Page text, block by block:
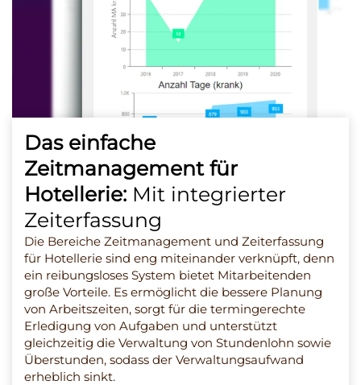
Das einfache
Zeitmanagement für
Hotellerie: Mit integrierter
Zeiterfassung
Die Bereiche Zeitmanagement und Zeiterfassung
für Hotellerie sind eng miteinander verknüpft, denn
ein reibungsloses System bietet Mitarbeitenden
große Vorteile. Es ermöglicht die bessere Planung
von Arbeitszeiten, sorgt für die termingerechte
Erledigung von Aufgaben und unterstützt
gleichzeitig die Verwaltung von Stundenlohn sowie
Überstunden, sodass der Verwaltungsaufwand
erheblich sinkt.